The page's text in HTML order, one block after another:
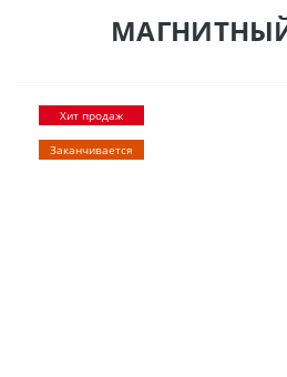
МАГНИТНЫЙ
Хит продаж
Заканчивается